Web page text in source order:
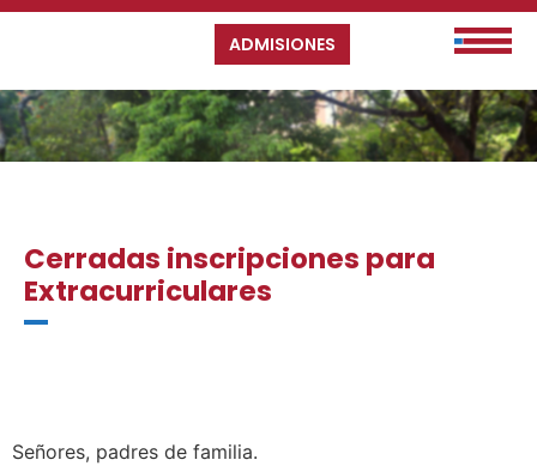
ADMISIONES
Cerradas inscripciones para
Extracurriculares
Señores, padres de familia.